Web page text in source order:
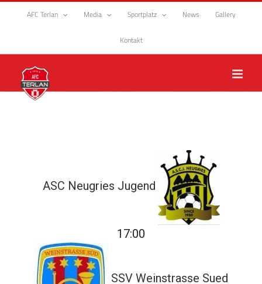
Zum
AFC Terlan Media Sportplatz News Gallery
Kontakt
ASC Neugries Jugend
17:00
SSV Weinstrasse Sued